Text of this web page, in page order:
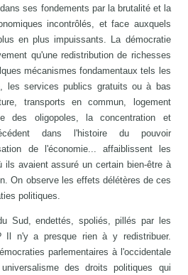
ses fondements par la brutalité et la
incontrôlés, et face auxquels
en plus impuissants. La démocratie
qu'une redistribution de richesses
mécanismes fondamentaux tels les
les services publics gratuits ou à bas
transports en commun, logement
des oligopoles, la concentration et
dans l'histoire du pouvoir
de l'économie... affaiblissent les
ils avaient assuré un certain bien-être à
On observe les effets délétères de ces
politiques.
Sud, endettés, spoliés, pillés par les
Il n'y a presque rien à y redistribuer.
parlementaires à l'occidentale
des droits politiques qui